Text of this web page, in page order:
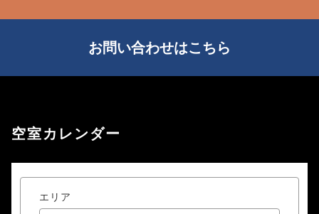
お問い合わせはこちら
空室カレンダー
エリア